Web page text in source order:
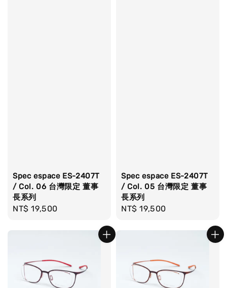
Spec espace ES-2407T
/ Col. 06 台灣限定 董事
長系列
Regular
NT$ 19,500
Spec espace ES-2407T
/ Col. 05 台灣限定 董事
長系列
Regular
NT$ 19,500